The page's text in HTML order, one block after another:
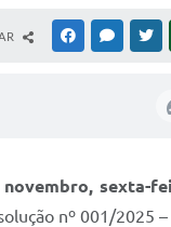
FACEBOOK
novembro, sexta-
nº 001/2025